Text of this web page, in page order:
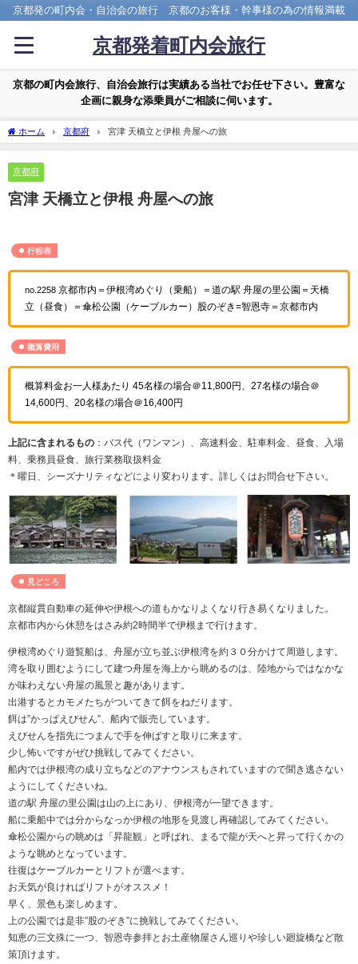
京都発の町内会・自治会の旅行 京都のお客様・幹事様の為の情報満載
京都発着町内会旅行
京都の町内会旅行、自治会旅行は実績ある当社でお任せ下さい。豊富な
企画に親身な添乗員がご相談に伺います。
ホーム 京都府 宮津 天橋立と伊根 舟屋への旅
京都府
宮津 天橋立と伊根 舟屋への旅
行程表
no.2258 京都市内＝伊根湾めぐり（乗船）＝道の駅 舟屋の里公園＝天橋
立（昼食）＝傘松公園（ケーブルカー）股のぞき=智恩寺＝京都市内
概算費用
概算料金お一人様あたり 45名様の場合＠11,800円、27名様の場合＠
14,600円、20名様の場合＠16,400円
上記に含まれるもの ：バス代（ワンマン）、高速料金、駐車料金、昼食、入場
料、乗務員昼食、旅行業務取扱料金
＊曜日、シーズナリティなどにより変わります。詳しくはお問合せ下さい。
見どころ
京都縦貫自動車の延伸や伊根への道もかなりよくなり行き易くなりました。
京都市内から休憩をはさみ約2時間半で伊根まで行けます。
伊根湾めぐり遊覧船は、舟屋が立ち並ぶ伊根湾を約３０分かけて周遊します。
湾を取り囲むようにして建つ舟屋を海上から眺めるのは、陸地からではなかな
か味わえない舟屋の風景と趣があります。
出港するとカモメたちがついてきて餌をねだります。
餌は”かっぱえびせん”、船内で販売しています。
えびせんを指先につまんで手を伸ばすと取りに来ます。
少し怖いですがぜひ挑戦してみてください。
船内では伊根湾の成り立ちなどのアナウンスもされていますので聞き逃さない
ようにしてくださいね。
道の駅 舟屋の里公園は山の上にあり、伊根湾が一望できます。
船に乗船中では分からなっか伊根の地形を見渡し再確認してみてください。
傘松公園からの眺めは「昇龍観」と呼ばれ、まるで龍が天へと昇って行くかの
ような眺めとなっています。
往復はケーブルカーとリフトが選べます。
お天気が良ければリフトがオススメ！
早く、景色も楽しめます。
上の公園では是非”股のぞき”に挑戦してみてください。
知恵の三文殊に一つ、智恩寺参拝とお土産物屋さん巡りや珍しい廻旋橋など散
策頂けます。